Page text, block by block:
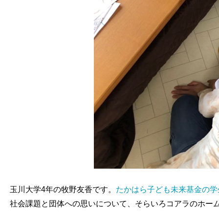
玉川大学4年の牧野友香です。 たかはら子ども未来基金の
社会課題と団体への思いについて、そらいろコアラのホー